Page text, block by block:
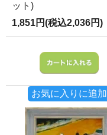
ット)
1,851円(税込2,036円)
お気に入りに追加